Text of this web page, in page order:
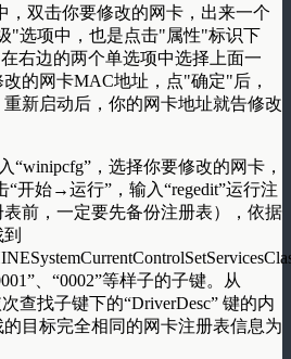
双击你要修改的网卡，出来一个
"选项中，也是点击"属性"标识下
右边的两个单选项中选择上面一
的网卡MAC地址，点"确定"后，
新启动后，你的网卡地址就告修改
“winipcfg”，选择你要修改的网卡，
开始→运行”，输入“regedit”运行注
前，一定要先备份注册表），依据
、“0002”等样子的子键。从
查找子键下的“DriverDesc” 键的内
目标完全相同的网卡注册表信息为